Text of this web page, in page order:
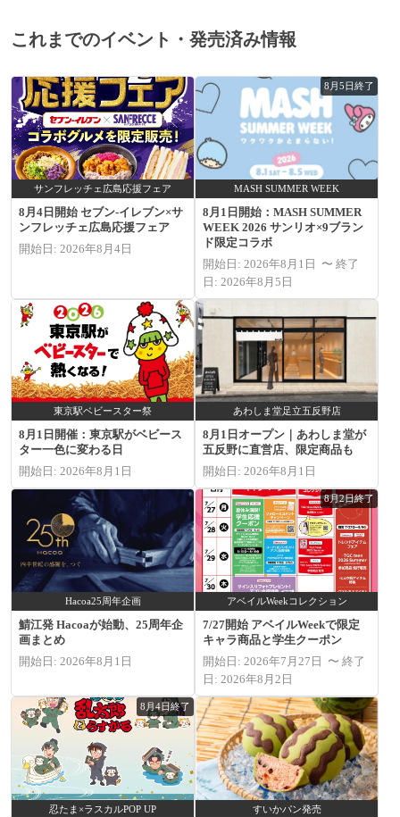
これまでのイベント・発売済み情報
サンフレッチェ広島応援フェア
8月4日開始 セブン‐イレブン×サ
ンフレッチェ広島応援フェア
開始日: 2026年8月4日
8月5日終了
MASH SUMMER WEEK
8月1日開始：MASH SUMMER
WEEK 2026 サンリオ×9ブラン
ド限定コラボ
開始日: 2026年8月1日 〜 終了
日: 2026年8月5日
東京駅ベビースター祭
8月1日開催：東京駅がベビース
ター一色に変わる日
開始日: 2026年8月1日
あわしま堂足立五反野店
8月1日オープン｜あわしま堂が
五反野に直営店、限定商品も
開始日: 2026年8月1日
Hacoa25周年企画
鯖江発 Hacoaが始動、25周年企
画まとめ
開始日: 2026年8月1日
8月2日終了
アベイルWeekコレクション
7/27開始 アベイルWeekで限定
キャラ商品と学生クーポン
開始日: 2026年7月27日 〜 終了
日: 2026年8月2日
8月4日終了
忍たま×ラスカルPOP UP すいかパン発売